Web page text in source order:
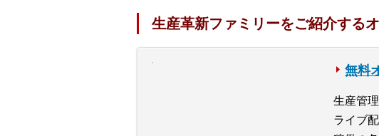
生産革新ファミリーをご紹介する
無料
生産管
ライブ